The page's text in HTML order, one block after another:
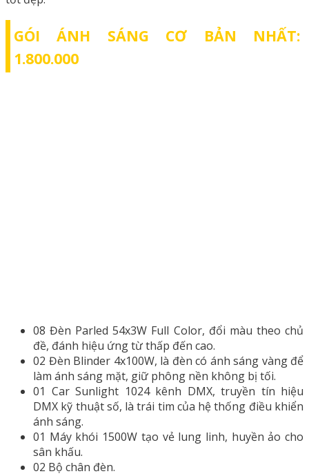
GÓI ÁNH SÁNG CƠ BẢN NHẤT:
1.800.000
08 Đèn Parled 54x3W Full Color, đổi màu theo chủ
đề, đánh hiệu ứng từ thấp đến cao.
02 Đèn Blinder 4x100W, là đèn có ánh sáng vàng để
làm ánh sáng mặt, giữ phông nền không bị tối.
01 Car Sunlight 1024 kênh DMX, truyền tín hiệu
DMX kỹ thuật số, là trái tim của hệ thống điều khiển
ánh sáng.
01 Máy khói 1500W tạo vẻ lung linh, huyền ảo cho
sân khấu.
02 Bộ chân đèn.